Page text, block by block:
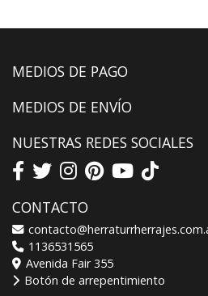
MEDIOS DE PAGO
MEDIOS DE ENVÍO
NUESTRAS REDES SOCIALES
CONTACTO
1136531565
Avenida Fair 355
Botón de arrepentimiento